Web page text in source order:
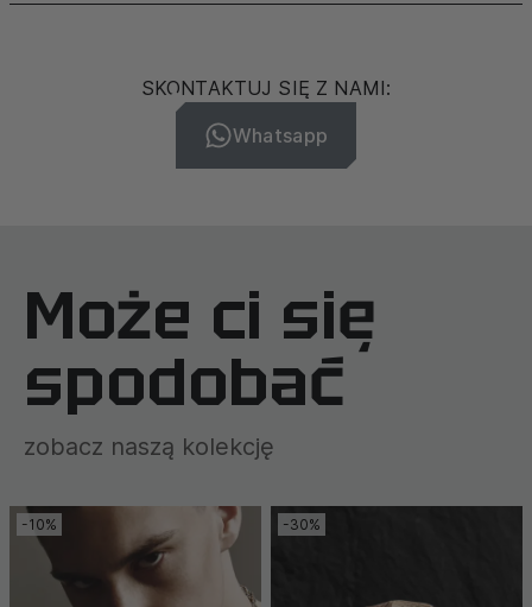
SKONTAKTUJ SIĘ Z NAMI:
Whatsapp
Może ci się
spodobać
zobacz naszą kolekcję
-10% -30%